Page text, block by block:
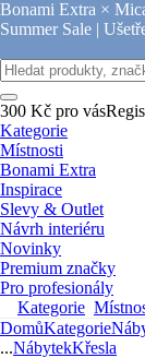
Bonami Extra ×
Summer Sale |
300 Kč pro vás
Kategorie
Místnosti
Bonami Extra
Inspirace
Slevy & Outlet
Návrh interiéru
Novinky
Premium značky
Pro profesionály
Kategorie
DomůKategorie
...NábytekKřesla